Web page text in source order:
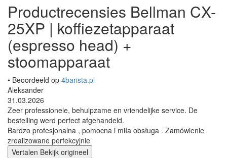
Productrecensies Bellman CX-
25XP | koffiezetapparaat
(espresso head) +
stoomapparaat
• Beoordeeld op 4barista.pl
Aleksander
31.03.2026
Zeer professionele, behulpzame en vriendelijke service. De
bestelling werd perfect afgehandeld.
Bardzo profesjonalna , pomocna i miła obsługa . Zamówienie
zrealizowane perfekcyjnie
Vertalen Bekijk origineel